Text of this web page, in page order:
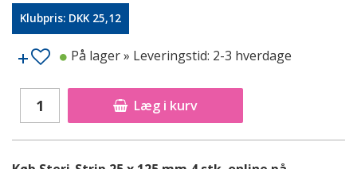
Klubpris: DKK 25,12
Læg i kurv
På lager» Leveringstid: 2-3 hverdage